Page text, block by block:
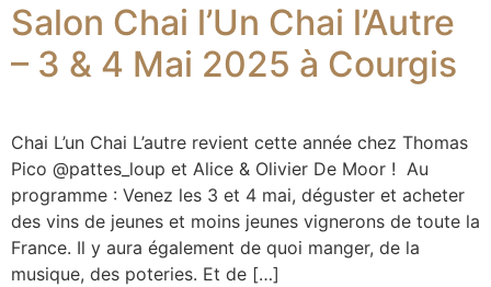
Salon Chai l’Un Chai l’Autre
– 3 & 4 Mai 2025 à Courgis
Chai L’un Chai L’autre revient cette année chez Thomas
Pico @pattes_loup et Alice & Olivier De Moor ! Au
programme : Venez les 3 et 4 mai, déguster et acheter
des vins de jeunes et moins jeunes vignerons de toute la
France. Il y aura également de quoi manger, de la
musique, des poteries. Et de […]